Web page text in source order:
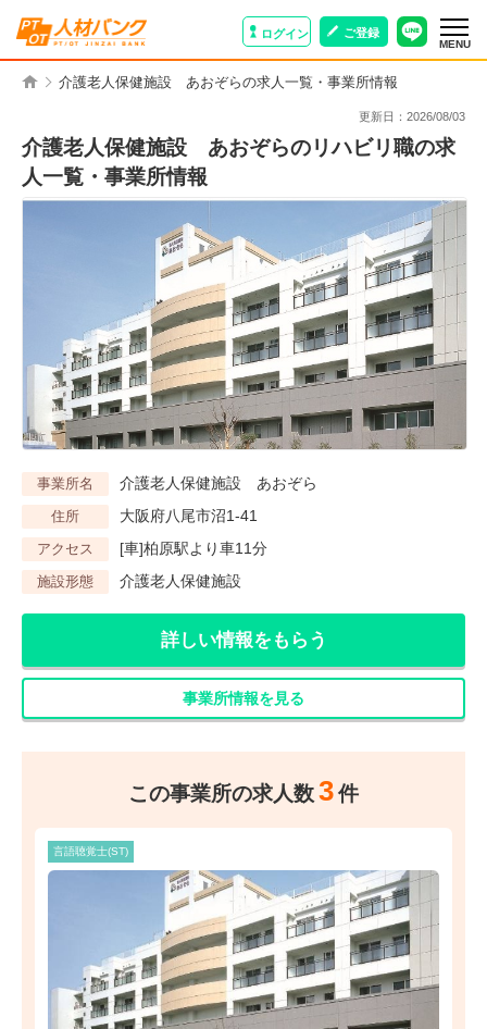
ログイン ご登録
MENU
介護老人保健施設 あおぞらの求人一覧・事業所情報
更新日： 2026/08/03
介護老人保健施設 あおぞらのリハビリ職の求
人一覧・事業所情報
事業所名 介護老人保健施設 あおぞら
住所 大阪府八尾市沼1-41
アクセス [車]柏原駅より車11分
施設形態 介護老人保健施設
詳しい情報をもらう
事業所情報を見る
この事業所の求人数3件
言語聴覚士(ST)